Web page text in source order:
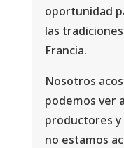
oportunidad
las
Francia.
Nosotros
podemos ver
productores y
no estamos